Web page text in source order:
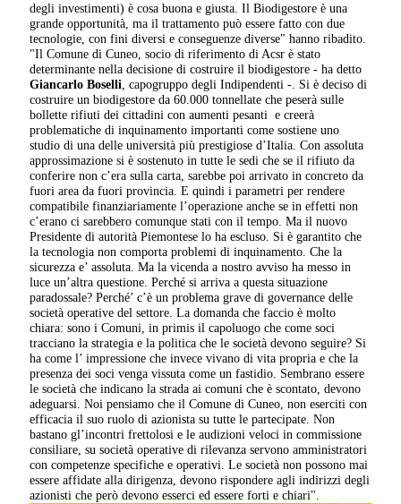
degli investimenti) è cosa buona e giusta. Il Biodigestore è una
grande opportunità, ma il trattamento può essere fatto con due
tecnologie, con fini diversi e conseguenze diverse" hanno ribadito.
"Il Comune di Cuneo, socio di riferimento di Acsr è stato
determinante nella decisione di costruire il biodigestore - ha detto
Giancarlo Boselli, capogruppo degli Indipendenti -. Si è deciso di
costruire un biodigestore da 60.000 tonnellate che peserà sulle
bollette rifiuti dei cittadini con aumenti pesanti e creerà
problematiche di inquinamento importanti come sostiene uno
studio di una delle università più prestigiose d’Italia. Con assoluta
approssimazione si è sostenuto in tutte le sedi che se il rifiuto da
conferire non c’era sulla carta, sarebbe poi arrivato in concreto da
fuori area da fuori provincia. E quindi i parametri per rendere
compatibile finanziariamente l’operazione anche se in effetti non
c’erano ci sarebbero comunque stati con il tempo. Ma il nuovo
Presidente di autorità Piemontese lo ha escluso. Si è garantito che
la tecnologia non comporta problemi di inquinamento. Che la
sicurezza e’ assoluta. Ma la vicenda a nostro avviso ha messo in
luce un’altra questione. Perché si arriva a questa situazione
paradossale? Perché’ c’è un problema grave di governance delle
società operative del settore. La domanda che faccio è molto
chiara: sono i Comuni, in primis il capoluogo che come soci
tracciano la strategia e la politica che le società devono seguire? Si
ha come l’ impressione che invece vivano di vita propria e che la
presenza dei soci venga vissuta come un fastidio. Sembrano essere
le società che indicano la strada ai comuni che è scontato, devono
adeguarsi. Noi pensiamo che il Comune di Cuneo, non eserciti con
efficacia il suo ruolo di azionista su tutte le partecipate. Non
bastano gl’incontri frettolosi e le audizioni veloci in commissione
consiliare, su società operative di rilevanza servono amministratori
con competenze specifiche e operativi. Le società non possono mai
essere affidate alla dirigenza, devono rispondere agli indirizzi degli
azionisti che però devono esserci ed essere forti e chiari".